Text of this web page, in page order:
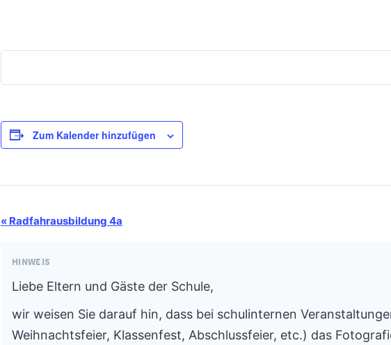
Zum Kalender hinzufügen
Termin-
« Radfahrausbildung 4a
HINWEIS
Liebe Eltern und Gäste der Schule,
wir weisen Sie darauf hin, dass bei schulinternen
Weihnachtsfeier, Klassenfest, Abschlussfeier, etc.) das